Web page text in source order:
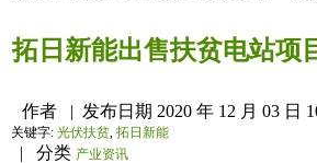
拓日新能出售扶贫电站项
作者 | 发布日期 2020 年 12 月 03 日
关键字: 光伏扶贫, 拓日新能
| 分类 产业资讯